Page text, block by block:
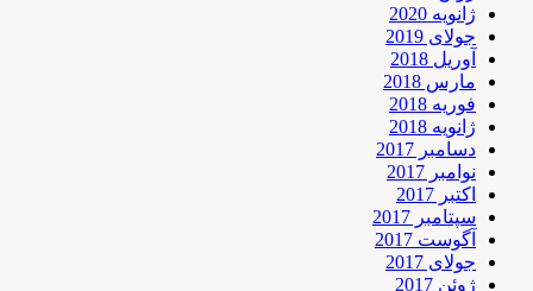
ژانویه 2020
جولای 2019
آوریل 2018
مارس 2018
فوریه 2018
ژانویه 2018
دسامبر 2017
نوامبر 2017
اکتبر 2017
سپتامبر 2017
آگوست 2017
جولای 2017
ژوئن 2017